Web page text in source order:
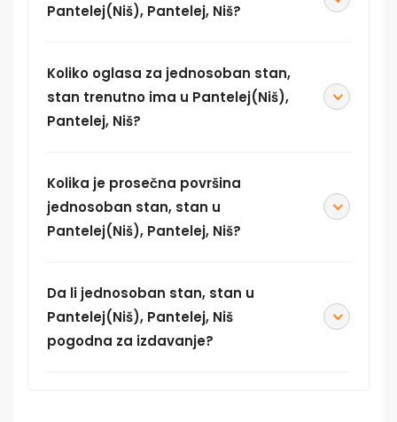
Pantelej(Niš), Pantelej, Niš?
Koliko oglasa za jednosoban stan,
stan trenutno ima u Pantelej(Niš),
Pantelej, Niš?
Kolika je prosečna površina
jednosoban stan, stan u
Pantelej(Niš), Pantelej, Niš?
Da li jednosoban stan, stan u
Pantelej(Niš), Pantelej, Niš
pogodna za izdavanje?